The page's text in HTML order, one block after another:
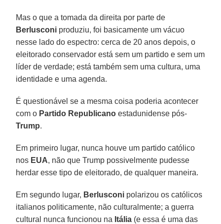
Mas o que a tomada da direita por parte de
Berlusconi produziu, foi basicamente um vácuo
nesse lado do espectro: cerca de 20 anos depois, o
eleitorado conservador está sem um partido e sem um
líder de verdade; está também sem uma cultura, uma
identidade e uma agenda.
É questionável se a mesma coisa poderia acontecer
com o Partido Republicano estadunidense pós-
Trump.
Em primeiro lugar, nunca houve um partido católico
nos EUA, não que Trump possivelmente pudesse
herdar esse tipo de eleitorado, de qualquer maneira.
Em segundo lugar, Berlusconi polarizou os católicos
italianos politicamente, não culturalmente; a guerra
cultural nunca funcionou na Itália (e essa é uma das